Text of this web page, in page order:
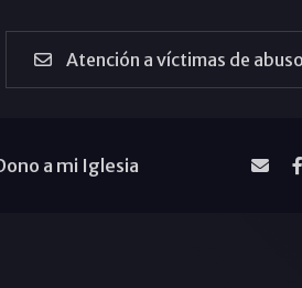
Atención a víctimas de
a mi Iglesia